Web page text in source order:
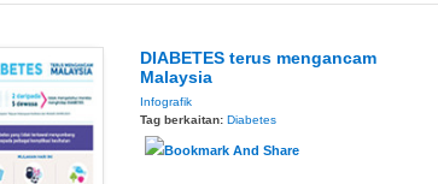
DIABETES terus mengancam
Malaysia
Infografik
Tag berkaitan:Diabetes